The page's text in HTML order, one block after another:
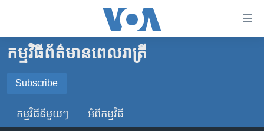
គេហទំព័រ​
ទាក់ទង
រំលង​
កម្ពុជា
អន្តរជាតិ
ចិន
កម្មវិធី​ព័ត៌មាន​ពេលរាត្រី
Subscribe
SUBSCRIBE
កម្មវិធី​នីមួយៗ អំពី​កម្មវិធី​